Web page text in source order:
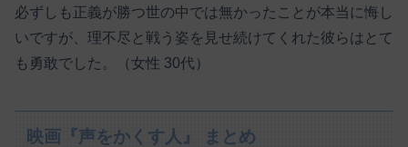
必ずしも正義が勝つ世の中では無かったことが本当に悔し
いですが、理不尽と戦う姿を見せ続けてくれた彼らはとて
も勇敢でした。（女性 30代）
映画『声をかくす人』 まとめ